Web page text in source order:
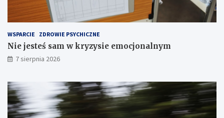
r
c
h
S
w
ó
w
!
WSPARCIE ZDROWIE PSYCHICZNE
Nie jesteś sam w kryzysie emocjonalnym
7 sierpnia 2026